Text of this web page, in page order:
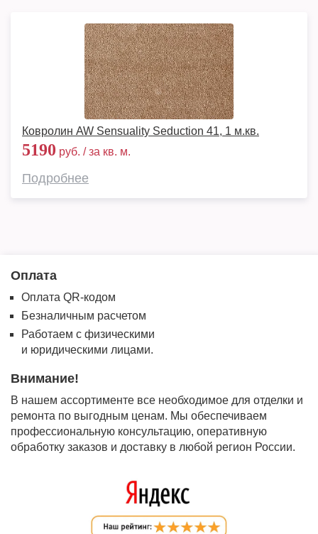
Ковролин AW Sensuality Seduction 41, 1 м.кв.
5190 руб. / за кв. м.
Подробнее
Оплата
Оплата QR-кодом
Безналичным расчетом
Работаем с физическими
и юридическими лицами.
Внимание!
В нашем ассортименте все необходимое для отделки и
ремонта по выгодным ценам. Мы обеспечиваем
профессиональную консультацию, оперативную
обработку заказов и доставку в любой регион России.